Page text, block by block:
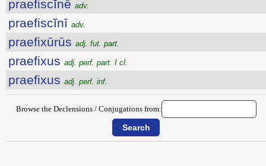
praefiscĭnē adv.
praefiscĭnī adv.
praefixūrūs adj. fut. part.
praefixus adj. perf. part. I cl.
praefixus adj. perf. inf.
Browse the Declensions / Conjugations from: